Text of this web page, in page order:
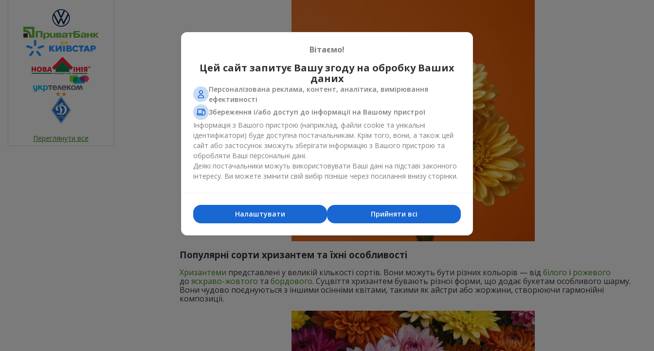
Популярні сорти хризантем та їхні особливості
Хризантеми представлені у великій кількості сортів. Вони можуть бути різних кольорів — від білого і рожевого
до яскраво-жовтого та бордового. Суцвіття хризантем бувають різної форми, що додає букетам особливого шарму.
Вони чудово поєднуються з іншими осінніми квітами, такими як айстри або жоржини, створюючи гармонійні
композиції.
Переглянути все
Вітаємо!
Цей сайт запитує Вашу згоду на обробку Ваших
даних
Персоналізована реклама, контент, аналітика, вимірювання
ефективності
Збереження і/або доступ до інформації на Вашому пристрої
Інформація з Вашого пристрою (наприклад, файли cookie та унікальні
ідентифікатори) буде доступна постачальникам. Крім того, вони, а також цей
сайт або застосунок зможуть зберігати інформацію з Вашого пристрою та
обробляти Ваші персональні дані.
Деякі постачальники можуть використовувати Ваші дані на підставі законного
інтересу. Ви можете змінити свій вибір пізніше через посилання внизу сторінки.
Прийняти всі
Налаштувати